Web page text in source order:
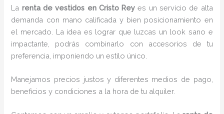
La renta de vestidos en Cristo Reyes un servicio de alta
demanda con mano calificada y bien posicionamiento en
el mercado. La idea es lograr que luzcas un look sano e
impactante, podrás combinarlo con accesorios de tu
preferencia, imponiendo un estilo único.
Manejamos precios justos y diferentes medios de pago,
beneficios y condiciones a la hora de tu alquiler.